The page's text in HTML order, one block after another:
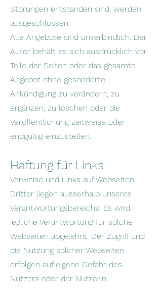
Störungen entstanden sind, werden
ausgeschlossen.
Alle Angebote sind unverbindlich. Der
Autor behält es sich ausdrücklich vor,
Teile der Seiten oder das gesamte
Angebot ohne gesonderte
Ankündigung zu verändern, zu
ergänzen, zu löschen oder die
Veröffentlichung zeitweise oder
endgültig einzustellen.
Haftung für Links
Verweise und Links auf Webseiten
Dritter liegen ausserhalb unseres
Verantwortungsbereichs. Es wird
jegliche Verantwortung für solche
Webseiten abgelehnt. Der Zugriff und
die Nutzung solcher Webseiten
erfolgen auf eigene Gefahr des
Nutzers oder der Nutzerin.